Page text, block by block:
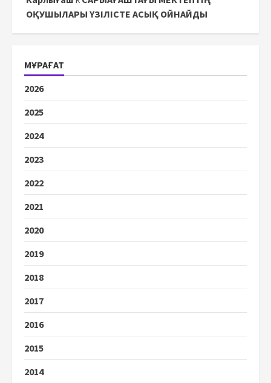
ОҚУШЫЛАРЫ ҮЗІЛІСТЕ АСЫҚ ОЙНАЙДЫ
МҰРАҒАТ
2026
2025
2024
2023
2022
2021
2020
2019
2018
2017
2016
2015
2014